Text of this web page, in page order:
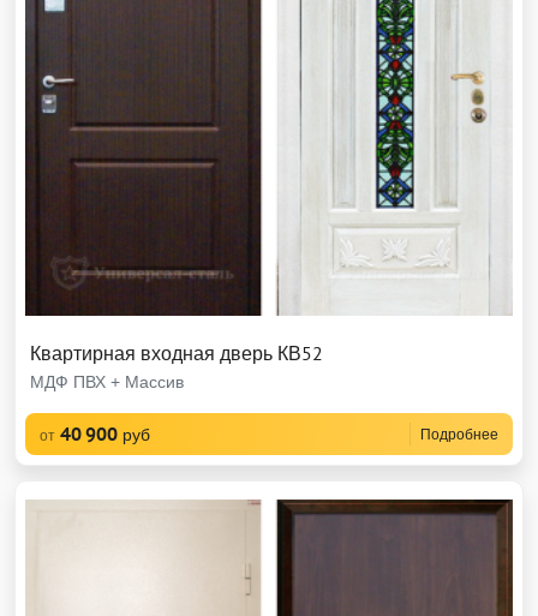
Квартирная входная дверь КВ52
МДФ ПВХ + Массив
от 40 900 руб Подробнее